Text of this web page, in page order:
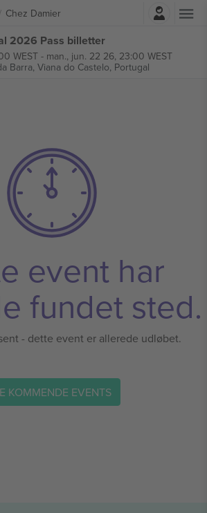
Chez Damier
2026 Pass billetter
WEST- man., jun. 22 26, 23:00 WEST
Barra, Viana do Castelo, Portugal
event har
fundet sted.
- dette event er allerede udløbet.
KOMMENDE EVENTS